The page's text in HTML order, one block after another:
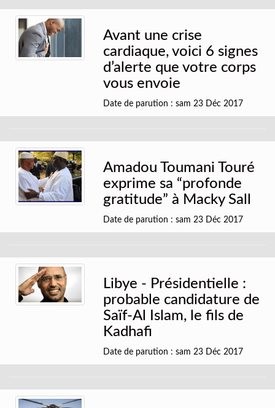
Avant une crise
cardiaque, voici 6 signes
d’alerte que votre corps
vous envoie
Date de parution : sam 23 Déc 2017
Amadou Toumani Touré
exprime sa “profonde
gratitude” à Macky Sall
Date de parution : sam 23 Déc 2017
Libye - Présidentielle :
probable candidature de
Saïf-Al Islam, le fils de
Kadhafi
Date de parution : sam 23 Déc 2017